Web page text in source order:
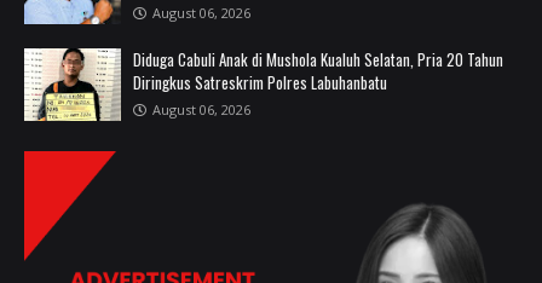
August 06, 2026
Diduga Cabuli Anak di Mushola Kualuh Selatan, Pria 20 Tahun
Diringkus Satreskrim Polres Labuhanbatu
August 06, 2026